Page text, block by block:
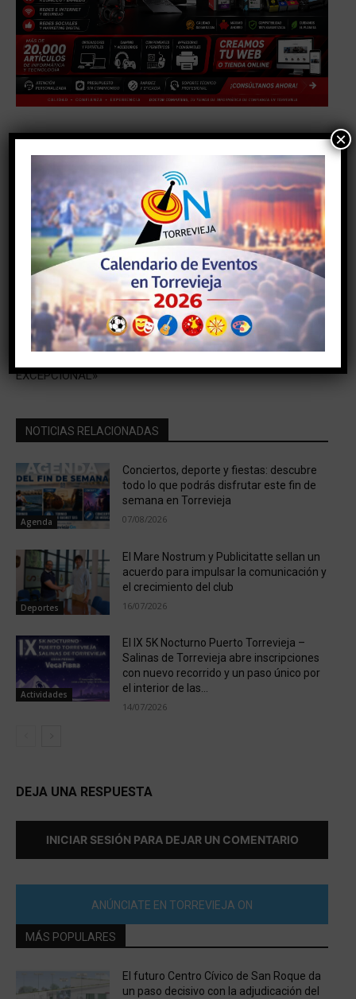
Facebook Twitter
Artículo anterior
LA SEDE UNIVERSITARIA DE
TORREVIEJA ORGANIZA
MAÑANA LA
VIDEOCONFERENCIA
«ENTRE FLAMENCOS:
EXCEPCIONAL»
Artículo siguiente
El acalde de Torrevieja,
Eduardo Dolón, valora
positivamente la decisión
judicial que deja sin validéz
el recurso presentado por la
NOTICIAS RELACIONADAS
Agenda
Conciertos, deporte y fiestas: descubre
todo lo que podrás disfrutar este fin de
semana en Torrevieja
07/08/2026
Deportes
El Mare Nostrum y Publicitatte sellan un
acuerdo para impulsar la comunicación y
el crecimiento del club
16/07/2026
Actividades
El IX 5K Nocturno Puerto Torrevieja –
Salinas de Torrevieja abre inscripciones
con nuevo recorrido y un paso único por
el interior de las...
14/07/2026
DEJA UNA RESPUESTA
INICIAR SESIÓN PARA DEJAR UN COMENTARIO
ANÚNCIATE EN TORREVIEJA ON
MÁS POPULARES
El futuro Centro Cívico de San Roque da
un paso decisivo con la adjudicación del
×